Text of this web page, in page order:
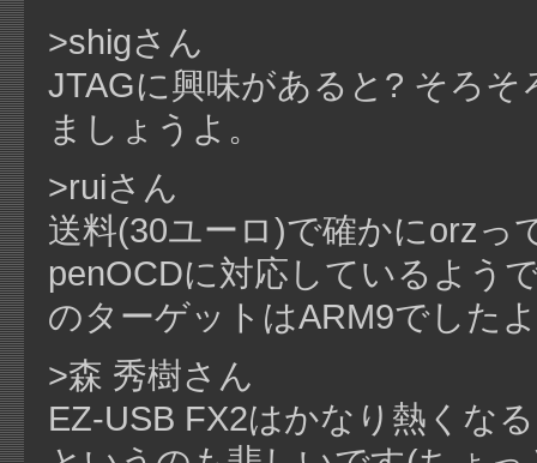
>shigさん
JTAGに興味があると? そろ
ましょうよ。
>ruiさん
送料(30ユーロ)で確かにorzっ
penOCDに対応しているよう
のターゲットはARM9でした
>森 秀樹さん
EZ-USB FX2はかなり熱くな